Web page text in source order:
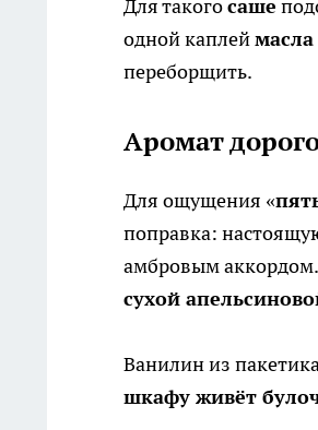
Для такогосаше
одной каплеймасла
переборщить.
Аромат
Для ощущения «
поправка:
амбровым
сухой
Ванилин из
шкафу живёт